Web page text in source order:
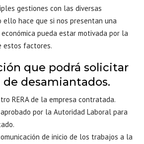
gestiones con las diversas
ello hace que si nos presentan una
pueda estar motivada por la
estos factores.
que podrá solicitar
de desamiantados.
RERA de la empresa contratada.
por la Autoridad Laboral para
de inicio de los trabajos a la